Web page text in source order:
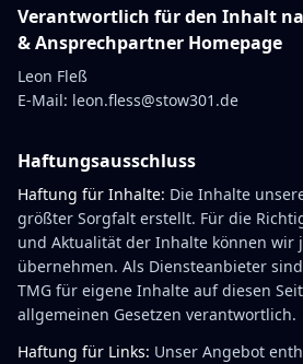
Verantwortlich für den Inhalt
& Ansprechpartner Homepage
Leon Fleß
E-Mail: leon.fless@stow301.de
Haftungsausschluss
Haftung für Inhalte: Die Inhalte
größter Sorgfalt erstellt. Für die
und Aktualität der Inhalte können wir
übernehmen. Als Diensteanbieter
TMG für eigene Inhalte auf diesen
allgemeinen Gesetzen verantwortlich.
Haftung für Links: Unser Angebot